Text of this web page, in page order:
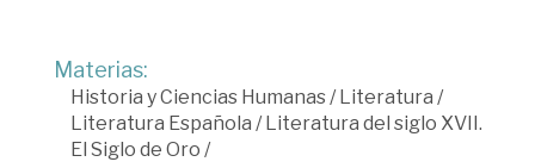
Materias:
Historia y Ciencias Humanas/Literatura /
Literatura Española /Literatura del siglo XVII.
El Siglo de Oro /